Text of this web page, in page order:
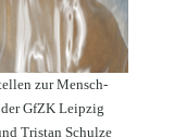
zur Mensch-
GfZK Leipzig
Tristan Schulze